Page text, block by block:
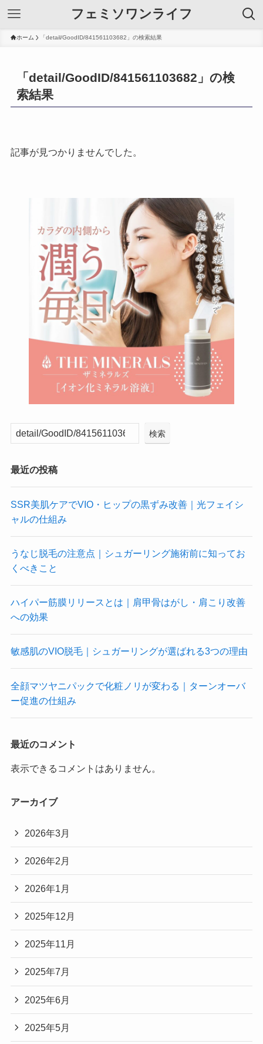
フェミソワンライフ
ホーム 「detail/GoodID/841561103682」の検索結果
「detail/GoodID/841561103682」の検
索結果
記事が見つかりませんでした。
検索
最近の投稿
SSR美肌ケアでVIO・ヒップの黒ずみ改善｜光フェイシ
ャルの仕組み
うなじ脱毛の注意点｜シュガーリング施術前に知ってお
くべきこと
ハイパー筋膜リリースとは｜肩甲骨はがし・肩こり改善
への効果
敏感肌のVIO脱毛｜シュガーリングが選ばれる3つの理由
全顔マツヤニパックで化粧ノリが変わる｜ターンオーバ
ー促進の仕組み
最近のコメント
表示できるコメントはありません。
アーカイブ
2026年3月
2026年2月
2026年1月
2025年12月
2025年11月
2025年7月
2025年6月
2025年5月